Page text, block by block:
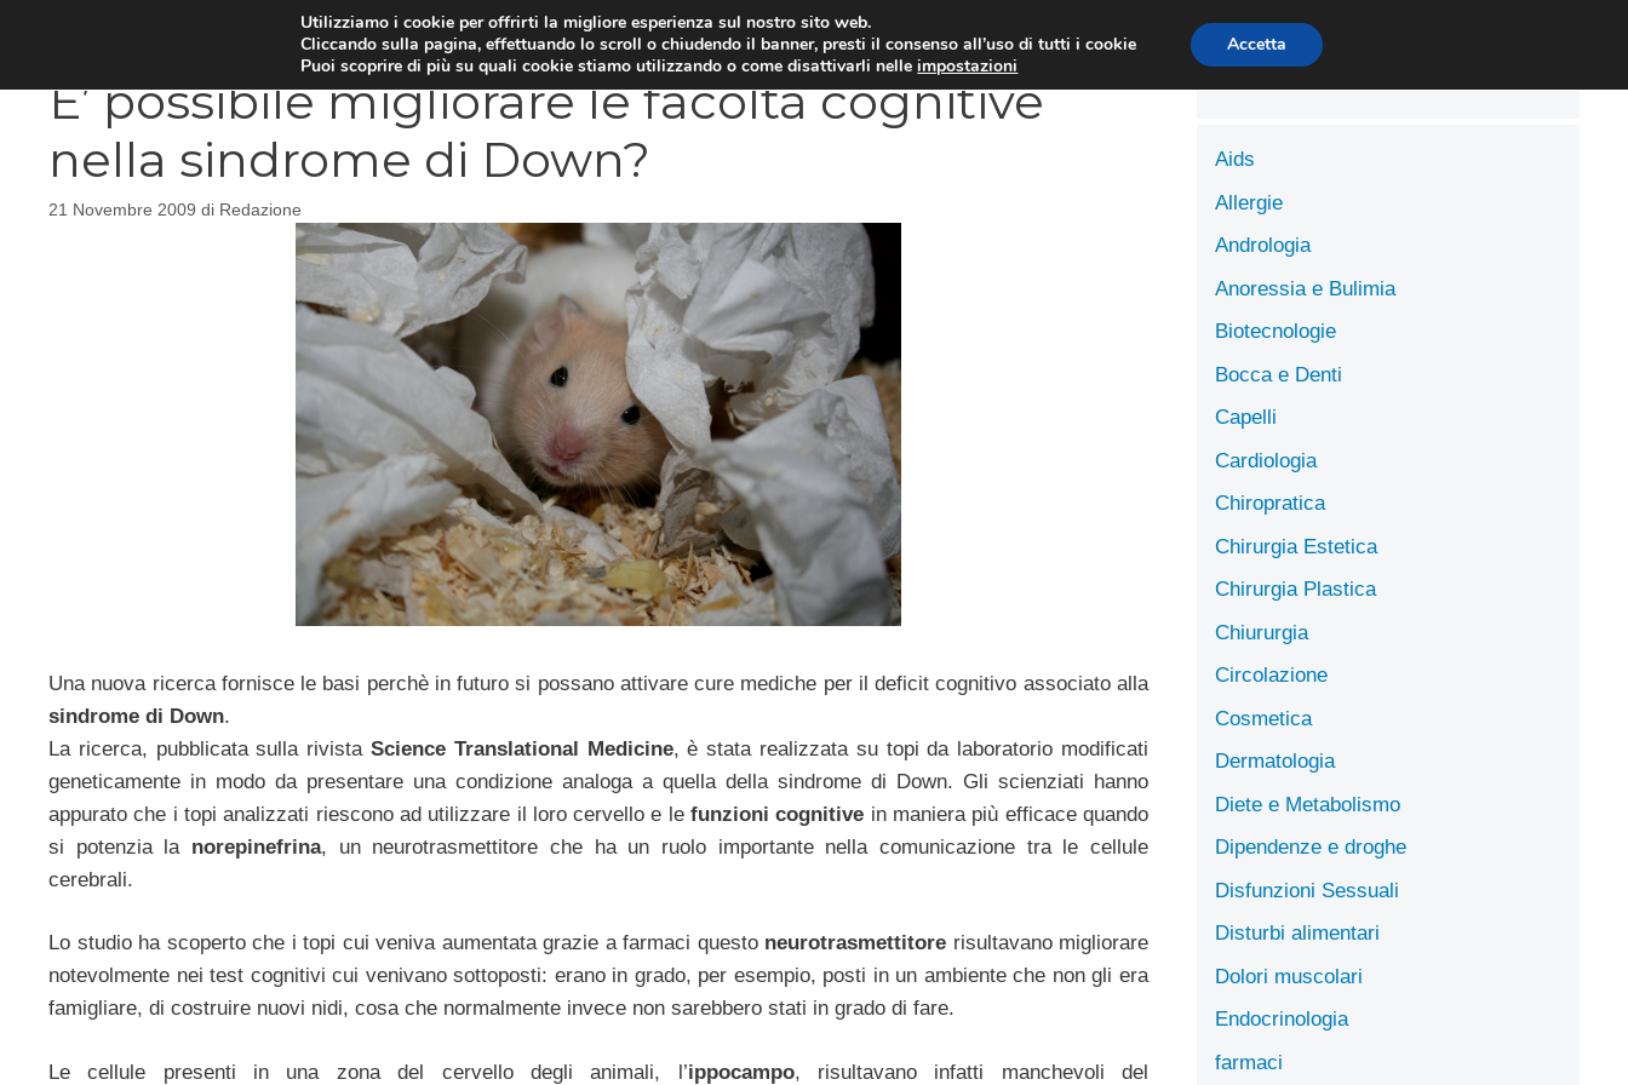
DIETE E METABOLISMO PSICOLOGIA NEUROLOGIA CARDIOLOGIA SCIENZE DELL’ALIMENTAZIONE
E’ possibile migliorare le facoltà cognitive
nella sindrome di Down?
21 Novembre 2009 di Redazione
Una nuova ricerca fornisce le basi perchè in futuro si possano attivare cure mediche per il deficit cognitivo associato alla
sindrome di Down.
La ricerca, pubblicata sulla rivista Science Translational Medicine, è stata realizzata su topi da laboratorio modificati
geneticamente in modo da presentare una condizione analoga a quella della sindrome di Down. Gli scienziati hanno
appurato che i topi analizzati riescono ad utilizzare il loro cervello e lefunzioni cognitive in maniera più efficace quando
si potenzia la norepinefrina, un neurotrasmettitore che ha un ruolo importante nella comunicazione tra le cellule
cerebrali.
Lo studio ha scoperto che i topi cui veniva aumentata grazie a farmaci questo neurotrasmettitore risultavano migliorare
notevolmente nei test cognitivi cui venivano sottoposti: erano in grado, per esempio, posti in un ambiente che non gli era
famigliare, di costruire nuovi nidi, cosa che normalmente invece non sarebbero stati in grado di fare.
Le cellule presenti in una zona del cervello degli animali, l’ippocampo, risultavano infatti manchevoli del
Aids
Allergie
Andrologia
Anoressia e Bulimia
Biotecnologie
Bocca e Denti
Capelli
Cardiologia
Chiropratica
Chirurgia Estetica
Chirurgia Plastica
Chiururgia
Circolazione
Cosmetica
Dermatologia
Diete e Metabolismo
Dipendenze e droghe
Disfunzioni Sessuali
Disturbi alimentari
Dolori muscolari
Endocrinologia
farmaci
Utilizziamo i cookie per offrirti la migliore esperienza sul nostro sito web.
Cliccando sulla pagina, effettuando lo scroll o chiudendo il banner, presti il consenso all’uso di tutti i cookie
Puoi scoprire di più su quali cookie stiamo utilizzando o come disattivarli nelleimpostazioni
Accetta